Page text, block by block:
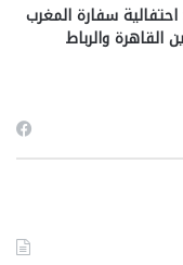
سفارة المغرب
القاهرة والرباط